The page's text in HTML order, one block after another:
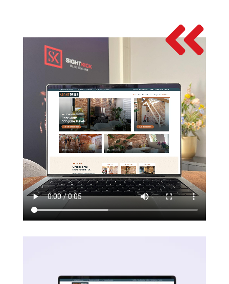
